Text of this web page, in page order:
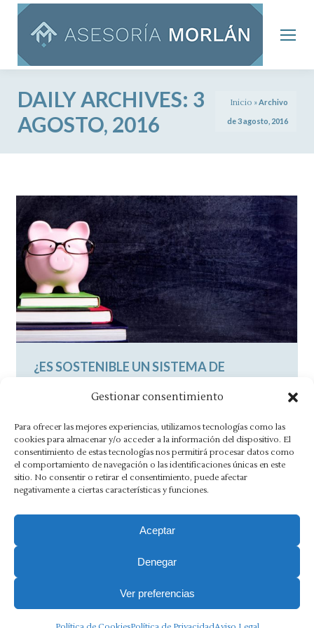
Gestionar consentimiento
Para ofrecer las mejores experiencias, utilizamos tecnologías como las
cookies para almacenar y/o acceder a la información del dispositivo. El
consentimiento de estas tecnologías nos permitirá procesar datos como
el comportamiento de navegación o las identificaciones únicas en este
sitio. No consentir o retirar el consentimiento, puede afectar
negativamente a ciertas características y funciones.
Aceptar
Denegar
Ver preferencias
DAILY ARCHIVES: 3
AGOSTO, 2016
Inicio »Archivo
de 3 agosto, 2016
¿ES SOSTENIBLE UN SISTEMA DE
El déficit de la Seguridad Social se dispara y
prueba de ello es que el Fondo de Reserva
se…
Política de Privacidad
Copyright 2025 Ⓒ Asesoria Morlán. Todos los derechos